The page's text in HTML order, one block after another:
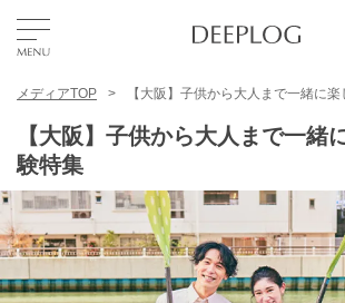
TOP
エリア
メディアTOP 【大阪】子供から大人まで一緒に
【大阪】子供から大人まで一緒
験特集